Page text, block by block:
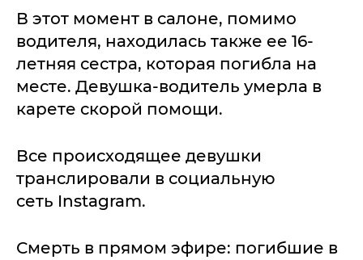
В этот момент в салоне, помимо
водителя, находилась также ее 16-
летняя сестра, которая погибла на
месте. Девушка-водитель умерла в
карете скорой помощи.
Все происходящее девушки
транслировали в социальную
сеть Instagram.
Смерть в прямом эфире: погибшие в